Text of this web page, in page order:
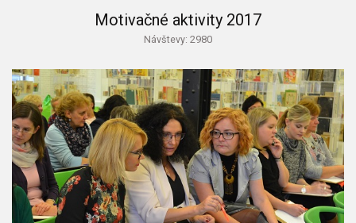
Motivačné aktivity 2017
Návštevy: 2980